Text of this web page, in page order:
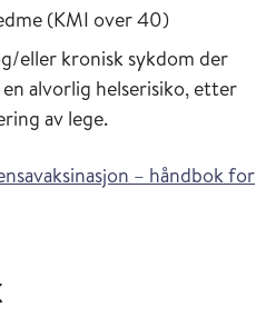
(KMI over 40)
eller kronisk sykdom der
alvorlig helserisiko, etter
av lege.
– håndbok for